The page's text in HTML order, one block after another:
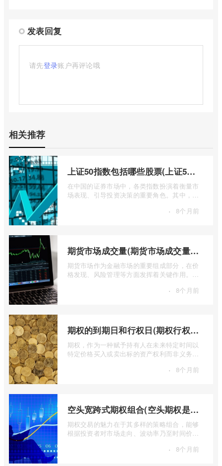
发表回复
请先登录账户再评论哦
相关推荐
上证50指数包括哪些股票(上证50指数包含哪些股票)
在中国的证券市场中，各类指数扮演着衡量市
场表现、引导投资决策的重要角色。其中，上
· 8个月前
期货市场成交量(期货市场成交量萎缩)
期货市场作为金融市场的重要组成部分，在价
格发现、风险管理等方面发挥着关键作用。近
· 8个月前
期权的到期日和行权日(期权行权日到期虚值期权都将清零)
期权，作为一种赋予持有人在未来特定时间以
特定价格买入或卖出标的资产权利而非义务的
· 8个月前
空头宽跨式期权组合(空头期权是什么意思)
期权交易的魅力在于其多样的策略组合，能够
根据投资者对市场走向、波动率乃至时间价值
· 8个月前